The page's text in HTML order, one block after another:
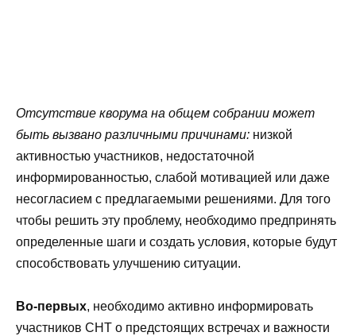
Отсутствие кворума на общем собрании может
быть вызвано различными причинами: низкой
активностью участников, недостаточной
информированностью, слабой мотивацией или даже
несогласием с предлагаемыми решениями. Для того
чтобы решить эту проблему, необходимо предпринять
определенные шаги и создать условия, которые будут
способствовать улучшению ситуации.
Во-первых, необходимо активно информировать
участников СНТ о предстоящих встречах и важности